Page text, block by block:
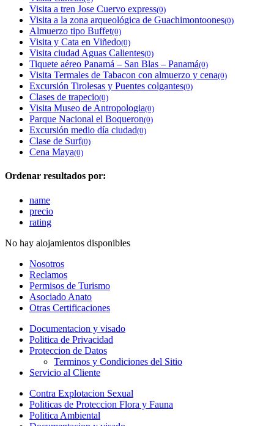
Visita a tren Jose Cuervo express(0)
Visita a la zona arqueológica de Guachimontoones(0)
Almuerzo tipo Buffet(0)
Visita y Cata en Viñedo(0)
Visita ciudad Aguas Calientes(0)
Tiquete aéreo Panamá – San Blas – Panamá(0)
Visita Termales de Tabacon con almuerzo y cena(0)
Excursión Tirolesas y Puentes colgantes(0)
Clases de trapecio(0)
Visita Museo de Antropologia(0)
Parque Nacional el Boqueron(0)
Excursión medio día ciudad(0)
Clase de Surf(0)
Cena Maya(0)
Ordenar resultados por:
name
precio
rating
No hay alojamientos disponibles
Nosotros
Reclamos
Permisos de Turismo
Asociado Anato
Otras Certificaciones
Documentacion y visado
Politica de Privacidad
Proteccion de Datos
Terminos y Condiciones del Sitio
Servicio al Cliente
Contra Explotacion Sexual
Politicas de Proteccion Flora y Fauna
Politica Ambiental